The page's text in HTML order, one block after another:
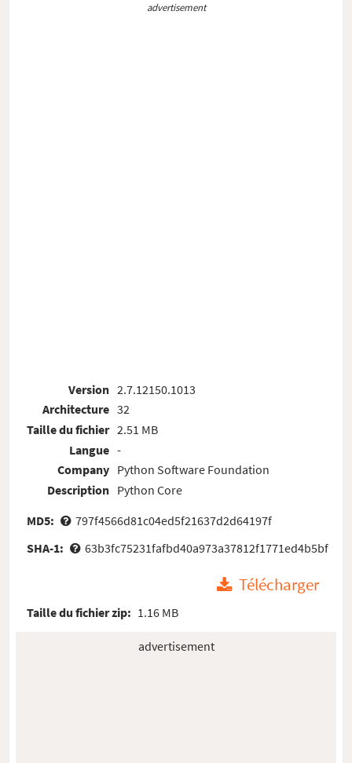
advertisement
Version
Architecture
Taille du fichier
Langue
Company
Description
2.7.12150.1013
32
2.51 MB
-
Python Software Foundation
Python Core
MD5:
797f4566d81c04ed5f21637d2d64197f
SHA-1:
63b3fc75231fafbd40a973a37812f1771ed4b5bf
Télécharger
Taille du fichier zip: 1.16 MB
advertisement